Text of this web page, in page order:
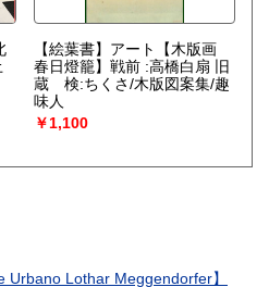
【絵葉書】アート【木版画
春日燈籠】戦前 :高橋白扇 旧
蔵 検:ちくさ/木版図案集/趣
味人
￥1,100
Urbano Lothar Meggendorfer】